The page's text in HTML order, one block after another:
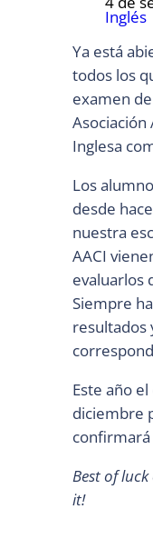
Inglés
Ya está
todos los
examen
Asociación
Inglesa
Los
desde
nuestra
AACI
evaluarlos
Siempre
resultados
Este año
diciembre
confirmará
Best of
it!